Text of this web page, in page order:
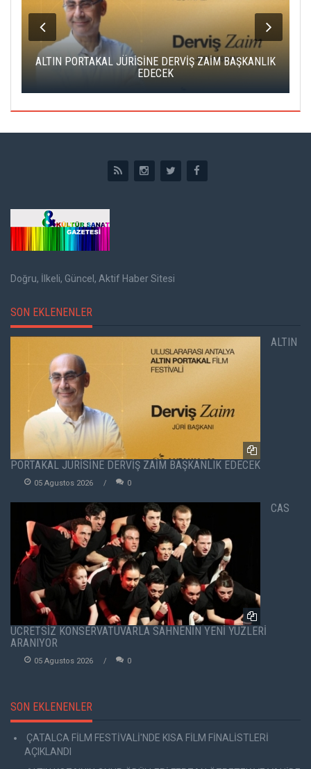
PORTAKAL JÜRİSİNE DERVİŞ ZAİM BAŞKANLIK
CAS
Doğru, İlkeli, Güncel, Aktif Haber Sitesi
SON EKLENENLER
ALTIN
PORTAKAL JÜRİSİNE DERVİŞ ZAİM BAŞKANLIK EDECEK
05 Agustos 2026 0
CAS
ÜCRETSİZ KONSERVATUVARLA SAHNENİN YENİ YÜZLERİ
ARANIYOR
05 Agustos 2026 0
SON EKLENENLER
ÇATALCA FİLM FESTİVALİ'NDE KISA FİLM FİNALİSTLERİ
AÇIKLANDI